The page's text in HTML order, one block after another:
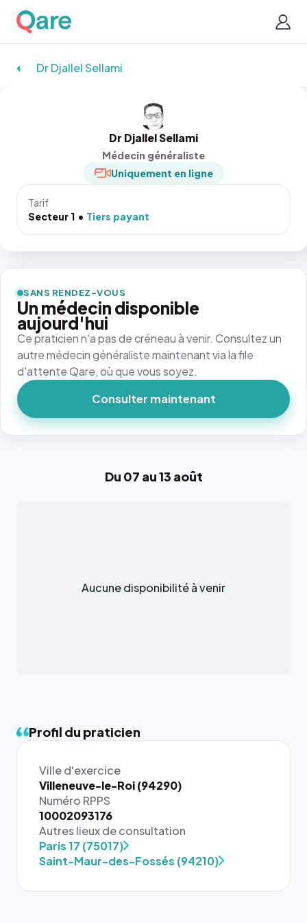
Dr Djallel Sellami
Dr Djallel Sellami
Médecin généraliste
Uniquement en ligne
Tarif
Secteur 1
Tiers payant
Du 07 au 13 août
Aucune disponibilité à venir
Profil du praticien
Ville d'exercice
Villeneuve-le-Roi (94290)
Numéro RPPS
10002093176
Autres lieux de consultation
Paris 17 (75017)
Saint-Maur-des-Fossés (94210)
SANS RENDEZ-VOUS
Un médecin disponible
aujourd'hui
Ce praticien n'a pas de créneau à venir. Consultez un
autre médecin généraliste maintenant via la file
d'attente Qare, où que vous soyez.
Consulter maintenant
{# 40×40
: la taille
rendue par
`.profile-